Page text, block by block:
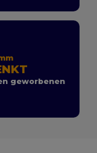
geworbenen